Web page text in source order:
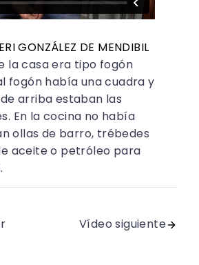
GONZÁLEZ DE MENDIBIL
la casa era tipo fogón
fogón había una cuadra y
arriba estaban las
En la cocina no había
ollas de barro, trébedes
aceite o petróleo para
Vídeo siguiente